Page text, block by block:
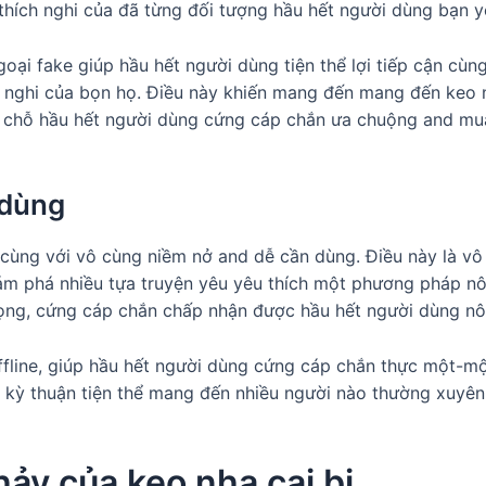
nghi của đã từng đối tượng hầu hết người dùng bạn
fake giúp hầu hết người dùng tiện thể lợi tiếp cận
của bọn họ. Điều này khiến mang đến mang đến
hầu hết người dùng cứng cáp chắn ưa chuộng and
với vô cùng niềm nở and dễ cần dùng. Điều này là
phá nhiều tựa truyện yêu yêu thích một phương pháp
cứng cáp chắn chấp nhận được hầu hết người dùng
giúp hầu hết người dùng cứng cáp chắn thực một-
thuận tiện thể mang đến nhiều người nào thường